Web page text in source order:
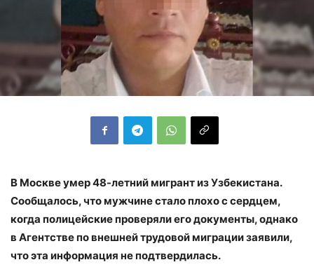
В Москве умер 48-летний мигрант из Узбекистана.
Сообщалось, что мужчине стало плохо с сердцем,
когда полицейские проверяли его документы, однако
в Агентстве по внешней трудовой миграции заявили,
что эта информация не подтвердилась.